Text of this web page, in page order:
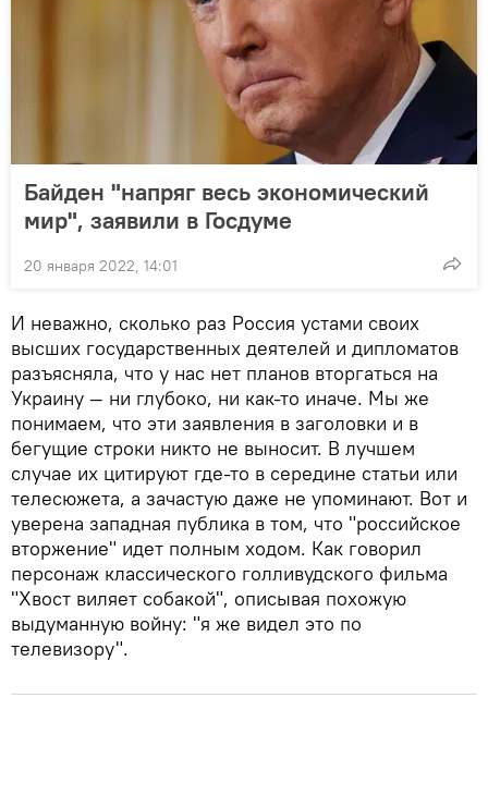
Байден "напряг весь экономический
мир", заявили в Госдуме
20 января 2022, 14:01
И неважно, сколько раз Россия устами своих
высших государственных деятелей и дипломатов
разъясняла, что у нас нет планов вторгаться на
Украину — ни глубоко, ни как-то иначе. Мы же
понимаем, что эти заявления в заголовки и в
бегущие строки никто не выносит. В лучшем
случае их цитируют где-то в середине статьи или
телесюжета, а зачастую даже не упоминают. Вот и
уверена западная публика в том, что "российское
вторжение" идет полным ходом. Как говорил
персонаж классического голливудского фильма
"Хвост виляет собакой", описывая похожую
выдуманную войну: "я же видел это по
телевизору".